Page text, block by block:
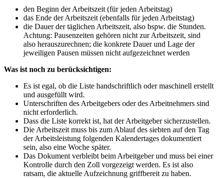
den Beginn der Arbeitszeit (für jeden Arbeitstag)
das Ende der Arbeitszeit (ebenfalls für jeden Arbeitstag)
die Dauer der täglichen Arbeitszeit, also bspw. die Stunden.
Achtung: Pausenzeiten gehören nicht zur Arbeitszeit, sind
also herauszurechnen; die konkrete Dauer und Lage der
jeweiligen Pausen müssen nicht aufgezeichnet werden
Was ist noch zu berücksichtigen:
Es ist egal, ob die Liste handschriftlich oder maschinell erstellt
und ausgefüllt wird.
Unterschriften des Arbeitgebers oder des Arbeitnehmers sind
nicht erforderlich.
Dass die Liste korrekt ist, hat der Arbeitgeber sicherzustellen.
Die Arbeitszeit muss bis zum Ablauf des siebten auf den Tag
der Arbeitsleistung folgenden Kalendertages dokumentiert
sein, also eine Woche später.
Das Dokument verbleibt beim Arbeitgeber und muss bei einer
Kontrolle durch den Zoll vorgezeigt werden. Es ist also
ratsam, die aktuelle Aufzeichnung griffbereit zu haben.